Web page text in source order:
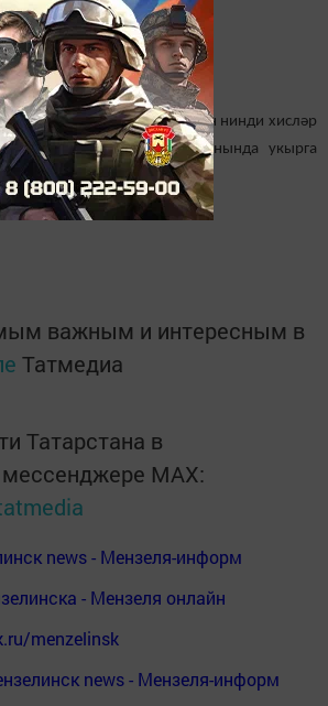
Бүләк отуын ишеткәч нинди хисләр
газетаның алдагы санында укырга
важным и интересным в
Татмедиа
Татарстана в
MАХ:
news - Мензеля-информ
- Мензеля онлайн
menzelinsk
news - Мензеля-информ